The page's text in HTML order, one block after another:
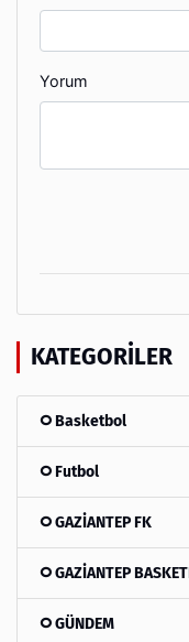
Yorum
KATEGORILER
Basketbol
Futbol
GAZİANTEP FK
GAZİANTEP
GÜNDEM